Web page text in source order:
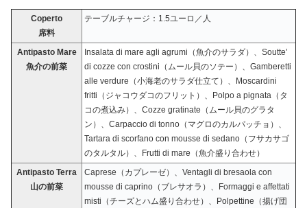
Coperto
席料
テーブルチャージ：1.5ユーロ／人
Antipasto Mare
魚介の前菜
Insalata di mare agli agrumi（魚介のサラダ）、Soutte’
di cozze con crostini（ムール貝のソテー）、Gamberetti
alle verdure（小海老のサラダ仕立て）、Moscardini
fritti（ジャコウダコのフリット）、Polpo a pignata（タ
コの煮込み）、Cozze gratinate（ムール貝のグラタ
ン）、Carpaccio di tonno（マグロのカルパッチョ）、
Tartara di scorfano con mousse di sedano（フサカサゴ
のタルタル）、Frutti di mare（魚介盛り合わせ）
Antipasto Terra
山の前菜
Caprese（カプレーゼ）、Ventagli di bresaola con
mousse di caprino（ブレサオラ）、Formaggi e affettati
misti（チーズとハム盛り合わせ）、Polpettine（揚げ団